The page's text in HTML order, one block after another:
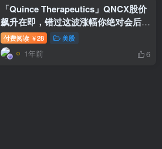
「Quince Therapeutics」QNCX股价
飙升在即，错过这波涨幅你绝对会后
悔！
付费阅读 ￥28 美股
1年前 6